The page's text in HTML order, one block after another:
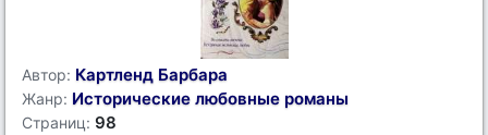
Автор: Картленд Барбара
Жанр: Исторические любовные романы
Страниц: 98